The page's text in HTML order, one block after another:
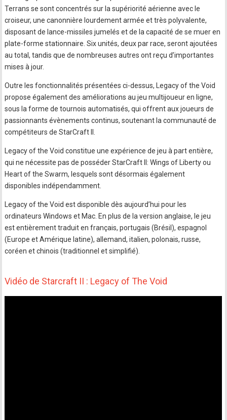
Terrans se sont concentrés sur la supériorité aérienne avec le
croiseur, une canonnière lourdement armée et très polyvalente,
disposant de lance-missiles jumelés et de la capacité de se muer en
plate-forme stationnaire. Six unités, deux par race, seront ajoutées
au total, tandis que de nombreuses autres ont reçu d’importantes
mises à jour.
Outre les fonctionnalités présentées ci-dessus, Legacy of the Void
propose également des améliorations au jeu multijoueur en ligne,
sous la forme de tournois automatisés, qui offrent aux joueurs de
passionnants évènements continus, soutenant la communauté de
compétiteurs de StarCraft II.
Legacy of the Void constitue une expérience de jeu à part entière,
qui ne nécessite pas de posséder StarCraft II: Wings of Liberty ou
Heart of the Swarm, lesquels sont désormais également
disponibles indépendamment.
Legacy of the Void est disponible dès aujourd’hui pour les
ordinateurs Windows et Mac. En plus de la version anglaise, le jeu
est entièrement traduit en français, portugais (Brésil), espagnol
(Europe et Amérique latine), allemand, italien, polonais, russe,
coréen et chinois (traditionnel et simplifié).
Vidéo de Starcraft II : Legacy of The Void